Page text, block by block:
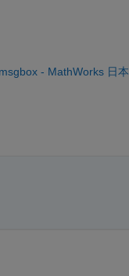
- MathWorks 日本